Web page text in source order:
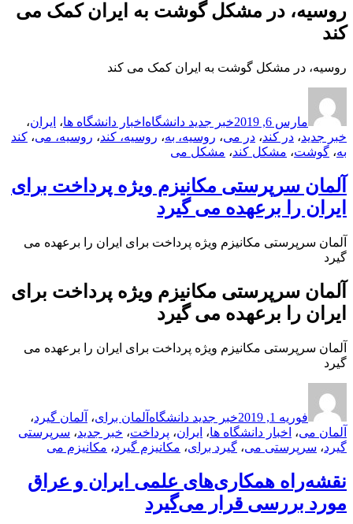
روسیه، در مشکل گوشت به ایران کمک می
کند
روسیه، در مشکل گوشت به ایران کمک می کند
در
مارس 6, 2019 خبر جدید دانشگاه اخبار دانشگاه ها، ایران،
خبر جدید، در کند، در می، روسیه، به، روسیه، کند، روسیه، می، کند
به، گوشت، مشکل کند، مشکل می
آلمان سرپرستی مکانیزم ویژه پرداخت برای
ایران را برعهده می گیرد
آلمان سرپرستی مکانیزم ویژه پرداخت برای ایران را برعهده می
گیرد
آلمان سرپرستی مکانیزم ویژه پرداخت برای
ایران را برعهده می گیرد
آلمان سرپرستی مکانیزم ویژه پرداخت برای ایران را برعهده می
گیرد
در
فوریه 1, 2019 خبر جدید دانشگاه آلمان برای، آلمان گیرد،
آلمان می، اخبار دانشگاه ها، ایران، پرداخت، خبر جدید، سرپرستی
گیرد، سرپرستی می، گیرد برای، مکانیزم گیرد، مکانیزم می
نقشه‌راه همکاری‌های علمی ایران و عراق
مورد بررسی قرار می‌گیرد